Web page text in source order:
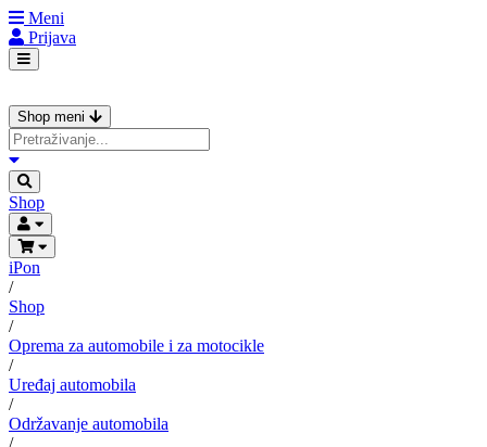
Meni
Prijava
Shop meni
Shop
iPon
/
Shop
/
Oprema za automobile i za motocikle
/
Uređaj automobila
/
Održavanje automobila
/